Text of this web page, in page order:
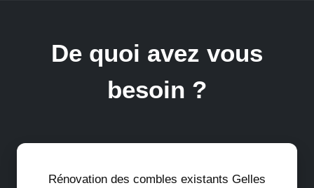
De quoi avez vous
besoin ?
Rénovation des combles existants Gelles